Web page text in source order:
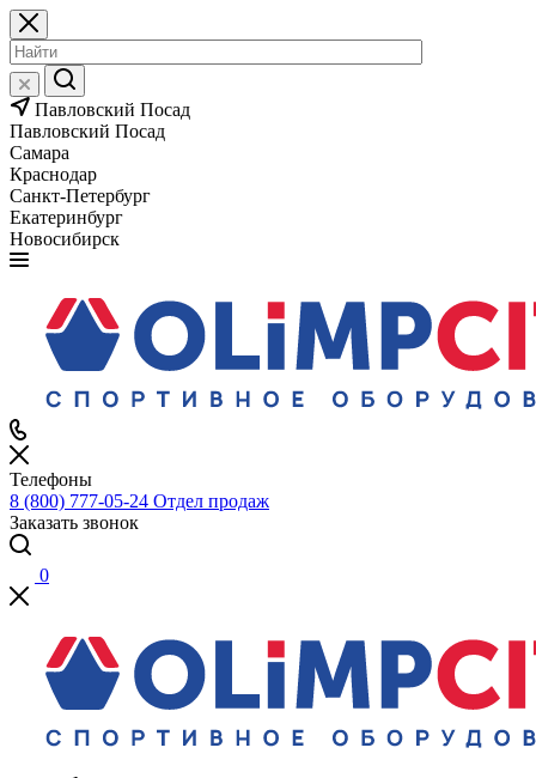
Павловский Посад
Павловский Посад
Самара
Краснодар
Санкт-Петербург
Екатеринбург
Новосибирск
Телефоны
8 (800) 777-05-24 Отдел продаж
Заказать звонок
0